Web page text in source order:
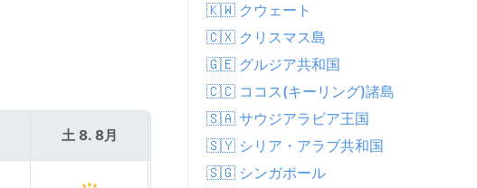
土 8. 8月 日 9. 8月
🇰🇼 クウェート
🇨🇽 クリスマス島
🇬🇪 グルジア共和国
🇨🇨 ココス(キーリング)諸島
🇸🇦 サウジアラビア王国
🇸🇾 シリア・アラブ共和国
🇸🇬 シンガポール